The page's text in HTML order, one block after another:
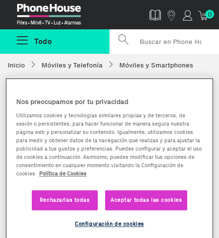
0
Todo
Inicio Móviles y Telefonía Móviles y Smartphones
Nos preocupamos por tu privacidad
Utilizamos cookies y tecnologías similares propias y de terceros, de
sesión o persistentes, para hacer funcionar de manera segura nuestra
página web y personalizar su contenido. Igualmente, utilizamos cookies
para medir y obtener datos de la navegación que realizas y para ajustar la
publicidad a tus gustos y preferencias. Puedes configurar y aceptar el uso
de cookies a continuación. Asimismo, puedes modificar tus opciones de
consentimiento en cualquier momento visitando la Configuración de
cookies
Política de Cookies
Rechazarlas todas Aceptar todas las cookies
Configuración de cookies